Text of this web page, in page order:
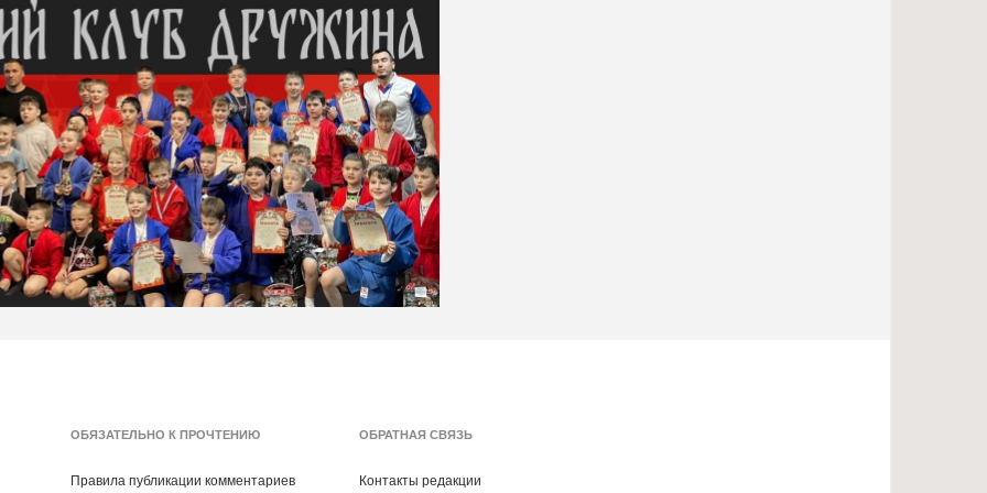
ОБЯЗАТЕЛЬНО К ПРОЧТЕНИЮ
Правила публикации комментариев
ОБРАТНАЯ СВЯЗЬ
Контакты редакции